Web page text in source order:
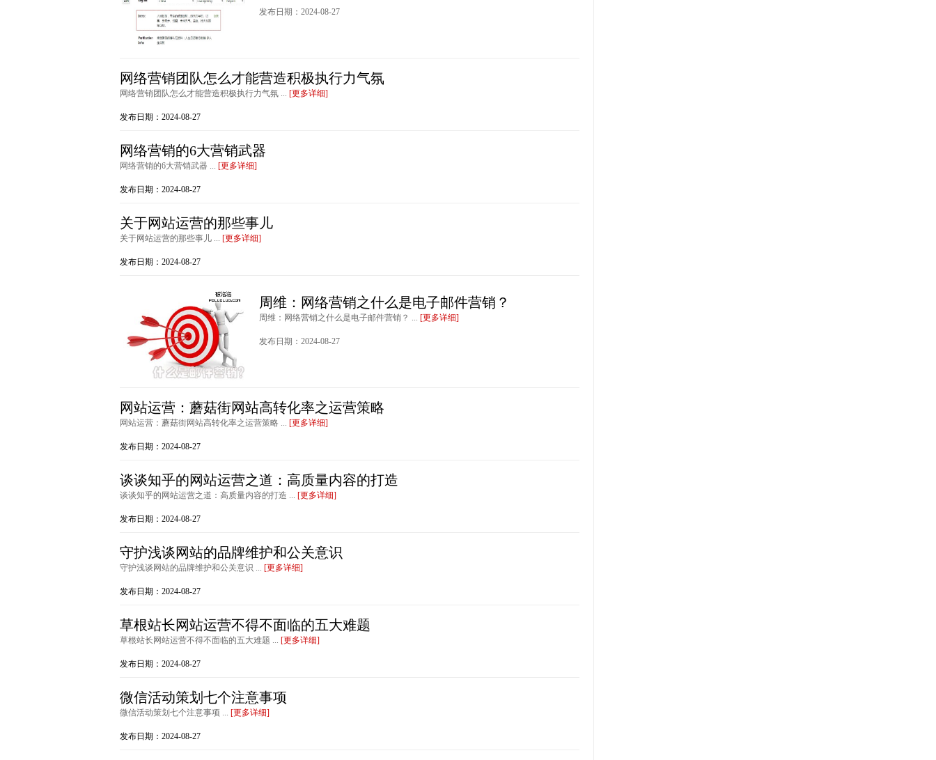
发布日期：2024-08-27
网络营销团队怎么才能营造积极执行力气氛
网络营销团队怎么才能营造积极执行力气氛 ... [更多详细]
发布日期：2024-08-27
网络营销的6大营销武器
网络营销的6大营销武器 ... [更多详细]
发布日期：2024-08-27
关于网站运营的那些事儿
关于网站运营的那些事儿 ... [更多详细]
发布日期：2024-08-27
周维：网络营销之什么是电子邮件营销？
周维：网络营销之什么是电子邮件营销？ ... [更多详细]
发布日期：2024-08-27
网站运营：蘑菇街网站高转化率之运营策略
网站运营：蘑菇街网站高转化率之运营策略 ... [更多详细]
发布日期：2024-08-27
谈谈知乎的网站运营之道：高质量内容的打造
谈谈知乎的网站运营之道：高质量内容的打造 ... [更多详细]
发布日期：2024-08-27
守护浅谈网站的品牌维护和公关意识
守护浅谈网站的品牌维护和公关意识 ... [更多详细]
发布日期：2024-08-27
草根站长网站运营不得不面临的五大难题
草根站长网站运营不得不面临的五大难题 ... [更多详细]
发布日期：2024-08-27
微信活动策划七个注意事项
微信活动策划七个注意事项 ... [更多详细]
发布日期：2024-08-27